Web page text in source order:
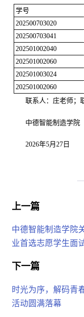
学号
202500703020
202500703041
202501002040
202501002060
202501003024
202501002060
联系人：庄老师；
中德智能制造学院
2026年5月27日
上一篇
中德智能制造学院
业首选志愿学生面
下一篇
时光为序，解码青
活动圆满落幕